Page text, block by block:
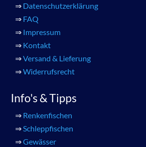
⇒ Datenschutzerklärung
⇒ FAQ
⇒ Impressum
⇒ Kontakt
⇒Versand & Lieferung
⇒Widerrufsrecht
Info's & Tipps
⇒ Renkenfischen
⇒Schleppfischen
⇒Gewässer